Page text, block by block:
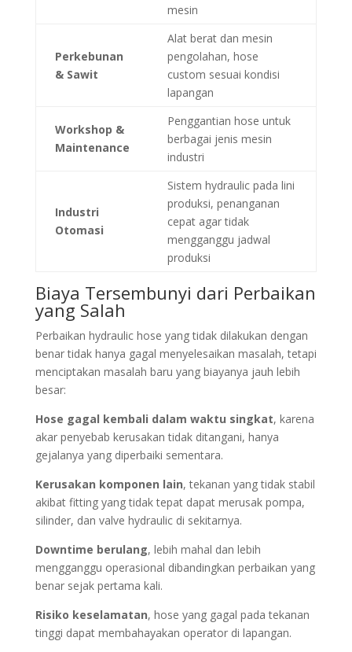
mesin
Perkebunan
& Sawit
Alat berat dan mesin
pengolahan, hose
custom sesuai kondisi
lapangan
Workshop &
Maintenance
Penggantian hose untuk
berbagai jenis mesin
industri
Industri
Otomasi
Sistem hydraulic pada lini
produksi, penanganan
cepat agar tidak
mengganggu jadwal
produksi
Biaya Tersembunyi dari Perbaikan
yang Salah
Perbaikan hydraulic hose yang tidak dilakukan dengan
benar tidak hanya gagal menyelesaikan masalah, tetapi
menciptakan masalah baru yang biayanya jauh lebih
besar:
Hose gagal kembali dalam waktu singkat, karena
akar penyebab kerusakan tidak ditangani, hanya
gejalanya yang diperbaiki sementara.
Kerusakan komponen lain, tekanan yang tidak stabil
akibat fitting yang tidak tepat dapat merusak pompa,
silinder, dan valve hydraulic di sekitarnya.
Downtime berulang, lebih mahal dan lebih
mengganggu operasional dibandingkan perbaikan yang
benar sejak pertama kali.
Risiko keselamatan, hose yang gagal pada tekanan
tinggi dapat membahayakan operator di lapangan.